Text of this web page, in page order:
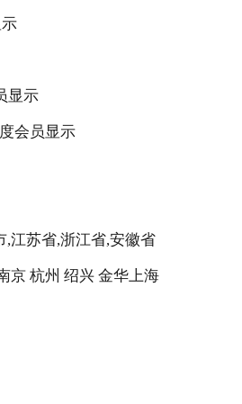
显示
会员显示
江苏省,浙江省,安徽省
京 杭州 绍兴 金华上海